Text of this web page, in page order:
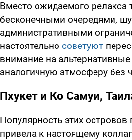
Вместо ожидаемого релакса
бесконечными очередями,
административными
настоятельно советуют
внимание на
аналогичную атмосферу без
Пхукет и Ко Самуи,
Популярность этих
привела к настоящему